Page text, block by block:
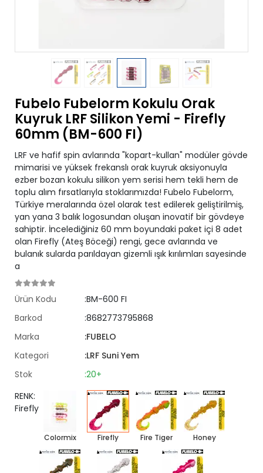
Fubelo Fubelorm Kokulu Orak
Kuyruk LRF Silikon Yemi - Firefly
60mm (BM-600 FI)
LRF ve hafif spin avlarında "kopart-kullan" modüler gövde
mimarisi ve yüksek frekanslı orak kuyruk aksiyonuyla
ezber bozan kokulu silikon yem serisi hem tekli hem de
toplu alım fırsatlarıyla stoklarımızda! Fubelo Fubelorm,
Türkiye meralarında özel olarak test edilerek geliştirilmiş,
yan yana 3 balık logosundan oluşan inovatif bir gövdeye
sahiptir. İncelediğiniz 60 mm boyundaki paket içi 8 adet
olan Firefly (Ateş Böceği) rengi, gece avlarında ve
bulanık sularda parıldayan gizemli ışık kırılımları sayesinde
a
Ürün Kodu
:BM-600 FI
Barkod
:8682773795868
Marka
:FUBELO
Kategori
:LRF Suni Yem
Stok
:20+
RENK:
Firefly
Colormix Firefly Fire Tiger Honey